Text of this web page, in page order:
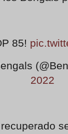
85!
2022